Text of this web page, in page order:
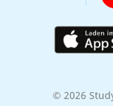
© 2026